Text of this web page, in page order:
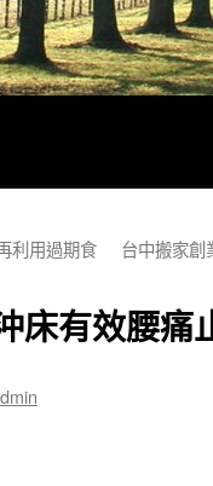
利用過期食
台中搬家創
床有效腰痛